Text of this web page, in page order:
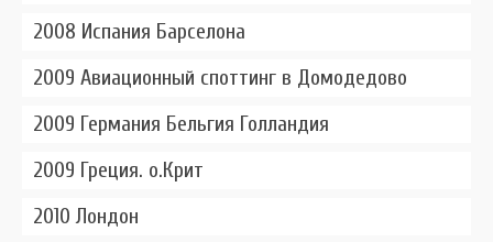
2008 Испания Барселона
2009 Авиационный споттинг в Домодедово
2009 Германия Бельгия Голландия
2009 Греция. о.Крит
2010 Лондон